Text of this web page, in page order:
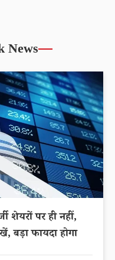
News
शेयरों पर ही नहीं,
बड़ा फायदा होगा